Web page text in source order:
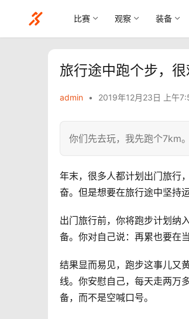
比赛 观察 装备
旅行途中跑个步，很
admin • 2019年12月23日 上午
你们先去玩，我先跑个7km。
年末，很多人都计划出门旅行
奋。但是想要在旅行途中坚持
出门旅行前，你将跑步计划纳
备。你对自己说：再累也要在
结果显而易见，跑步这事儿又黄
线。 你安慰自己，每天走两万
备，而不是空喊口号。